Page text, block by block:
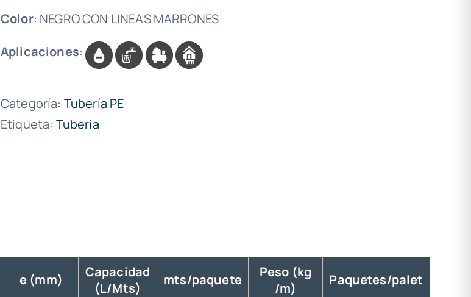
Color: NEGRO CON LINEAS MARRONES
Aplicaciones:
Categoría: Tubería PE
Etiqueta: Tubería
e (mm)
Capacidad
(L/Mts)
mts/paquete
Peso (kg
/m)
Paquetes/palet